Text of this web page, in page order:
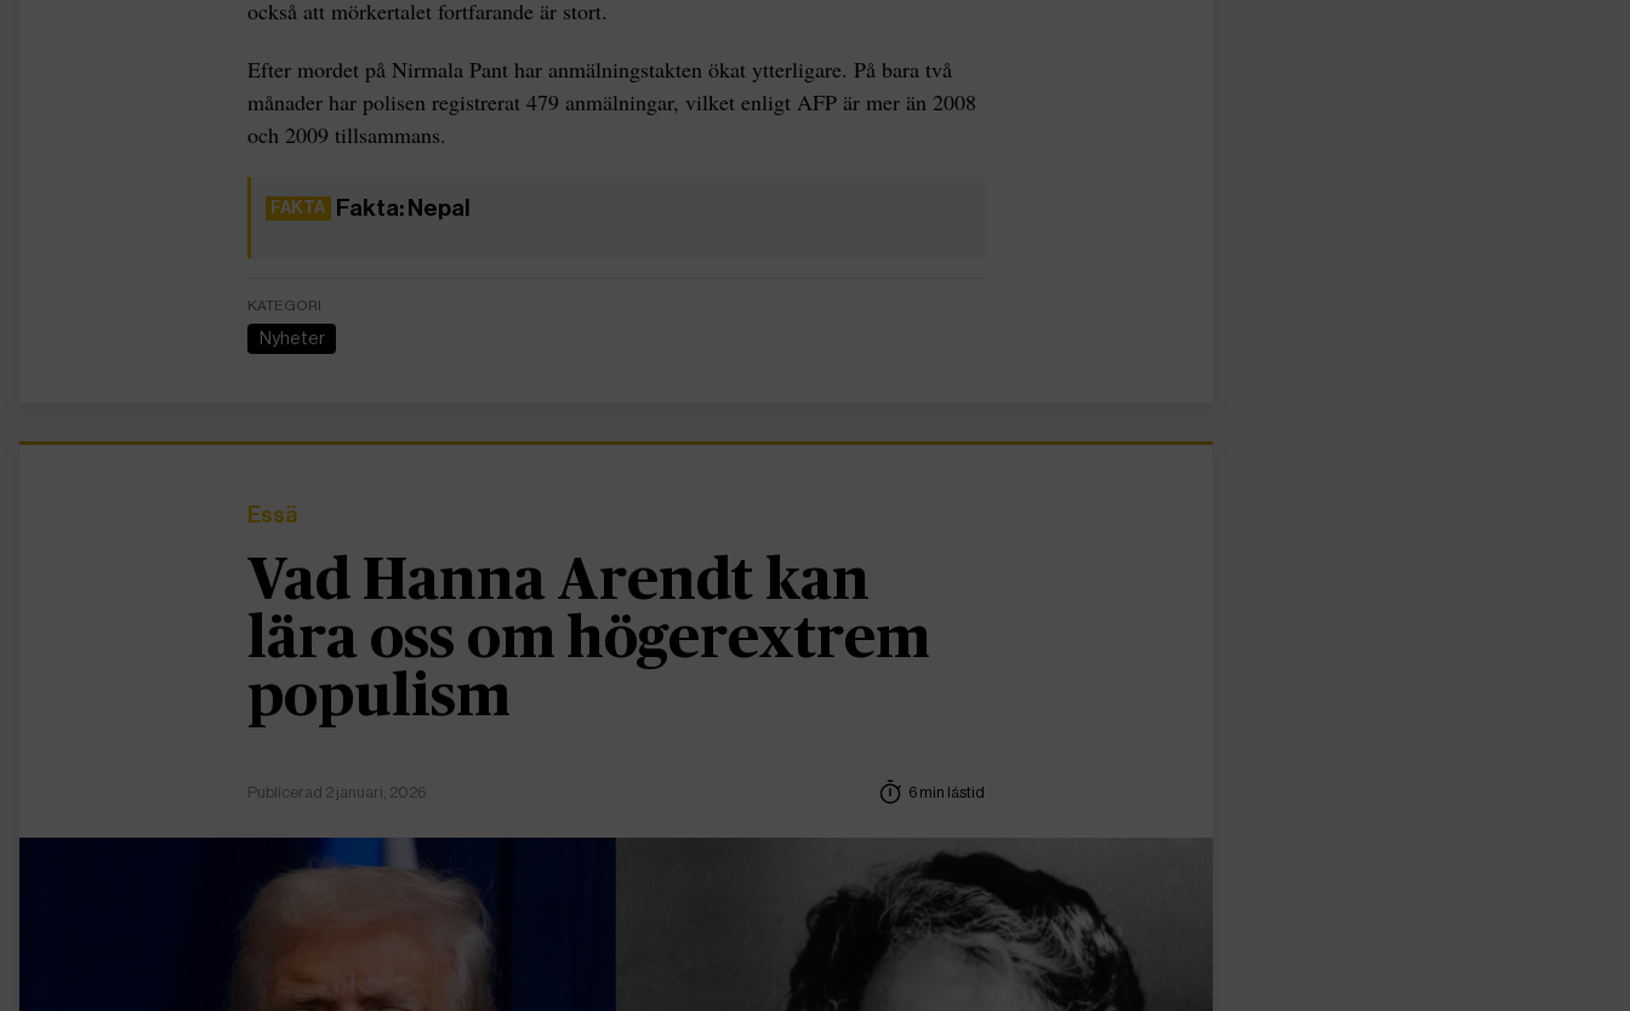
också att mörkertalet fortfarande är stort.
Efter mordet på Nirmala Pant har anmälningstakten ökat ytterligare. På bara två
månader har polisen registrerat 479 anmälningar, vilket enligt AFP är mer än 2008
och 2009 tillsammans.
Fakta: Nepal
KATEGORI
Nyheter
Essä
Vad Hanna Arendt kan
lära oss om högerextrem
populism
Publicerad 2 januari, 2026 6 min lästid